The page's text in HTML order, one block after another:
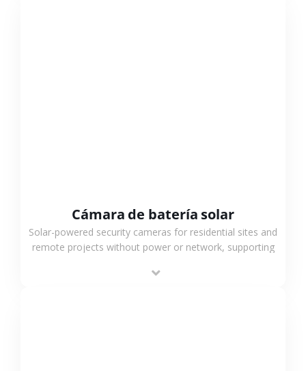
Cámara de batería solar
Solar-powered security cameras for residential sites and
remote projects without power or network, supporting
outdoor monitoring.